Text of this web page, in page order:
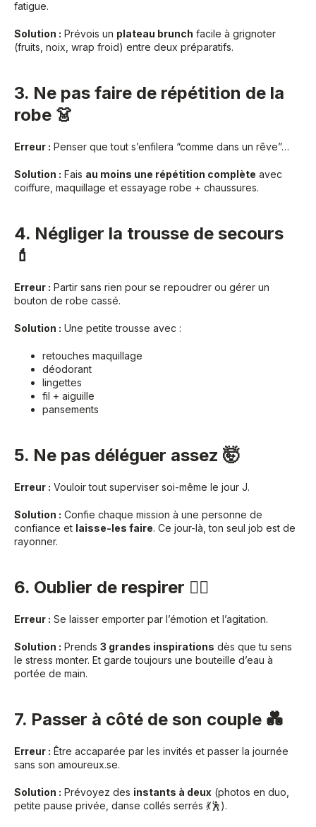
fatigue.
Solution : Prévois un plateau brunch facile à grignoter
(fruits, noix, wrap froid) entre deux préparatifs.
3. Ne pas faire de répétition de la
robe 👗
Erreur : Penser que tout s’enfilera “comme dans un rêve”…
Solution : Fais au moins une répétition complète avec
coiffure, maquillage et essayage robe + chaussures.
4. Négliger la trousse de secours
💄
Erreur : Partir sans rien pour se repoudrer ou gérer un
bouton de robe cassé.
Solution : Une petite trousse avec :
retouches maquillage
déodorant
lingettes
fil + aiguille
pansements
5. Ne pas déléguer assez 🤯
Erreur : Vouloir tout superviser soi-même le jour J.
Solution : Confie chaque mission à une personne de
confiance et laisse-les faire. Ce jour-là, ton seul job est de
rayonner.
6. Oublier de respirer 😮‍💨
Erreur : Se laisser emporter par l’émotion et l’agitation.
Solution : Prends 3 grandes inspirations dès que tu sens
le stress monter. Et garde toujours une bouteille d’eau à
portée de main.
7. Passer à côté de son couple 💑
Erreur : Être accaparée par les invités et passer la journée
sans son amoureux.se.
Solution : Prévoyez des instants à deux (photos en duo,
petite pause privée, danse collés serrés 💃🕺).